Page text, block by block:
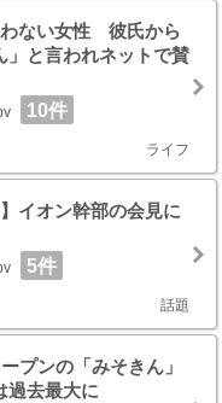
ない女性 彼氏から
」と言われネットで賛
10件
ライフ
イオン幹部の会見に
5件
話題
プンの「みそきん」
去最大に